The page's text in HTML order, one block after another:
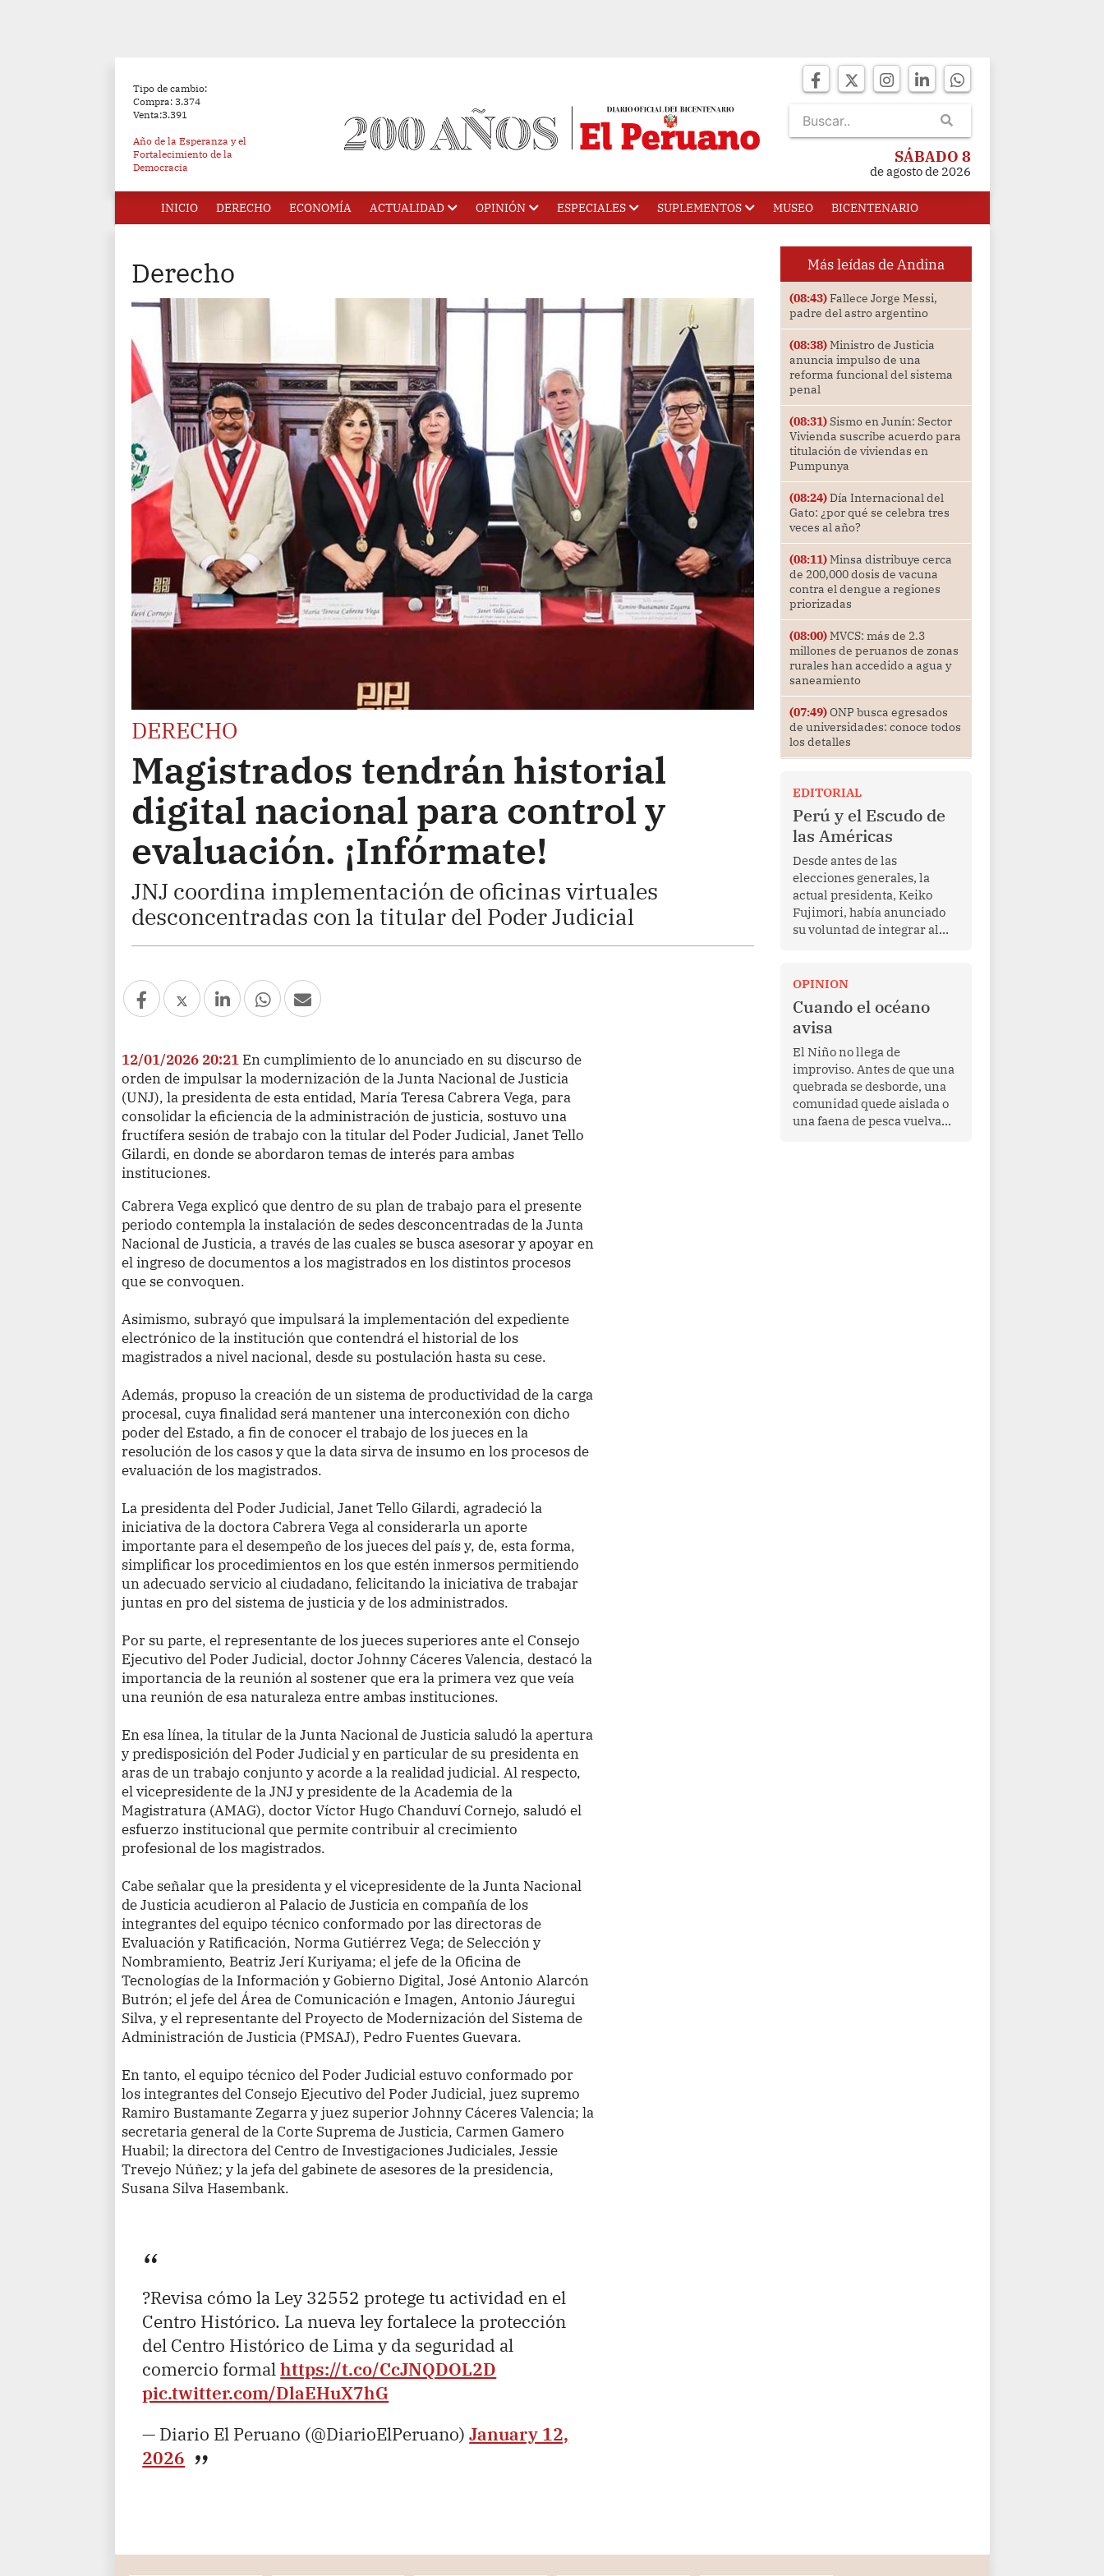
Tipo de cambio:
Compra: 3.374
Venta:3.391
Año de la Esperanza y el
Fortalecimiento de la
Democracia
SÁBADO 8
de agosto de 2026
INICIO DERECHO ECONOMÍA ACTUALIDAD OPINIÓN ESPECIALES SUPLEMENTOS MUSEO BICENTENARIO
Derecho
DERECHO
Magistrados tendrán historial
digital nacional para control y
evaluación. ¡Infórmate!
JNJ coordina implementación de oficinas virtuales
desconcentradas con la titular del Poder Judicial
12/01/2026 20:21 En cumplimiento de lo anunciado en su discurso de
orden de impulsar la modernización de la Junta Nacional de Justicia
(UNJ), la presidenta de esta entidad, María Teresa Cabrera Vega, para
consolidar la eficiencia de la administración de justicia, sostuvo una
fructífera sesión de trabajo con la titular del Poder Judicial, Janet Tello
Gilardi, en donde se abordaron temas de interés para ambas
instituciones.
Cabrera Vega explicó que dentro de su plan de trabajo para el presente
periodo contempla la instalación de sedes desconcentradas de la Junta
Nacional de Justicia, a través de las cuales se busca asesorar y apoyar en
el ingreso de documentos a los magistrados en los distintos procesos
que se convoquen.
Asimismo, subrayó que impulsará la implementación del expediente
electrónico de la institución que contendrá el historial de los
magistrados a nivel nacional, desde su postulación hasta su cese.
Además, propuso la creación de un sistema de productividad de la carga
procesal, cuya finalidad será mantener una interconexión con dicho
poder del Estado, a fin de conocer el trabajo de los jueces en la
resolución de los casos y que la data sirva de insumo en los procesos de
evaluación de los magistrados.
La presidenta del Poder Judicial, Janet Tello Gilardi, agradeció la
iniciativa de la doctora Cabrera Vega al considerarla un aporte
importante para el desempeño de los jueces del país y, de, esta forma,
simplificar los procedimientos en los que estén inmersos permitiendo
un adecuado servicio al ciudadano, felicitando la iniciativa de trabajar
juntas en pro del sistema de justicia y de los administrados.
Por su parte, el representante de los jueces superiores ante el Consejo
Ejecutivo del Poder Judicial, doctor Johnny Cáceres Valencia, destacó la
importancia de la reunión al sostener que era la primera vez que veía
una reunión de esa naturaleza entre ambas instituciones.
En esa línea, la titular de la Junta Nacional de Justicia saludó la apertura
y predisposición del Poder Judicial y en particular de su presidenta en
aras de un trabajo conjunto y acorde a la realidad judicial. Al respecto,
el vicepresidente de la JNJ y presidente de la Academia de la
Magistratura (AMAG), doctor Víctor Hugo Chanduví Cornejo, saludó el
esfuerzo institucional que permite contribuir al crecimiento
profesional de los magistrados.
Cabe señalar que la presidenta y el vicepresidente de la Junta Nacional
de Justicia acudieron al Palacio de Justicia en compañía de los
integrantes del equipo técnico conformado por las directoras de
Evaluación y Ratificación, Norma Gutiérrez Vega; de Selección y
Nombramiento, Beatriz Jerí Kuriyama; el jefe de la Oficina de
Tecnologías de la Información y Gobierno Digital, José Antonio Alarcón
Butrón; el jefe del Área de Comunicación e Imagen, Antonio Jáuregui
Silva, y el representante del Proyecto de Modernización del Sistema de
Administración de Justicia (PMSAJ), Pedro Fuentes Guevara.
En tanto, el equipo técnico del Poder Judicial estuvo conformado por
los integrantes del Consejo Ejecutivo del Poder Judicial, juez supremo
Ramiro Bustamante Zegarra y juez superior Johnny Cáceres Valencia; la
secretaria general de la Corte Suprema de Justicia, Carmen Gamero
Huabil; la directora del Centro de Investigaciones Judiciales, Jessie
Trevejo Núñez; y la jefa del gabinete de asesores de la presidencia,
Susana Silva Hasembank.
?Revisa cómo la Ley 32552 protege tu actividad en el
Centro Histórico. La nueva ley fortalece la protección
del Centro Histórico de Lima y da seguridad al
comercio formalhttps://t.co/CcJNQDOL2D
pic.twitter.com/DlaEHuX7hG
— Diario El Peruano (@DiarioElPeruano)January 12,
2026
Más leídas de Andina
(08:43)Fallece Jorge Messi,
padre del astro argentino
(08:38)Ministro de Justicia
anuncia impulso de una
reforma funcional del sistema
penal
(08:31)Sismo en Junín: Sector
Vivienda suscribe acuerdo para
titulación de viviendas en
Pumpunya
(08:24)Día Internacional del
Gato: ¿por qué se celebra tres
veces al año?
(08:11)Minsa distribuye cerca
de 200,000 dosis de vacuna
contra el dengue a regiones
priorizadas
(08:00)MVCS: más de 2.3
millones de peruanos de zonas
rurales han accedido a agua y
saneamiento
(07:49)ONP busca egresados
de universidades: conoce todos
los detalles
EDITORIAL
Perú y el Escudo de
las Américas
Desde antes de las
elecciones generales, la
actual presidenta, Keiko
Fujimori, había anunciado
su voluntad de integrar al
en marzo de este año por el
mandatario estadounidense
Donald Trump, con el fin de
enfrentar al crimen
transnacional organizado y
al tráfico de drogas.
OPINION
Cuando el océano
avisa
El Niño no llega de
improviso. Antes de que una
quebrada se desborde, una
comunidad quede aislada o
una faena de pesca vuelva